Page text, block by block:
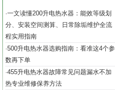
·一文读懂200升电热水器：能效等级划
分、安装空间测算、日常除垢维护全流
程实用指南
·500升电热水器选购指南：看准这4个参
数再下单
·455升电热水器故障常见问题漏水不加
热专业维修保养方法